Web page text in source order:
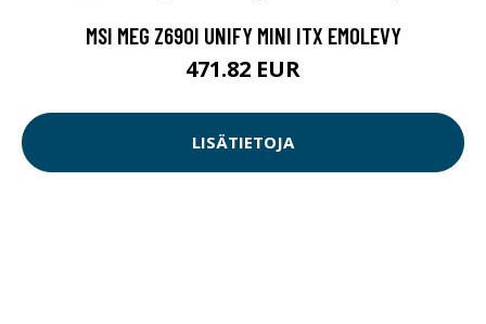
MSI MEG Z690I UNIFY MINI ITX EMOLEVY
471.82 EUR
LISÄTIETOJA